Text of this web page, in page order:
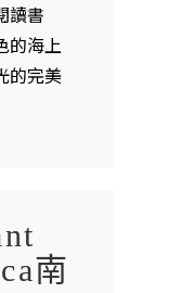
讀書
的海上
的完美
南